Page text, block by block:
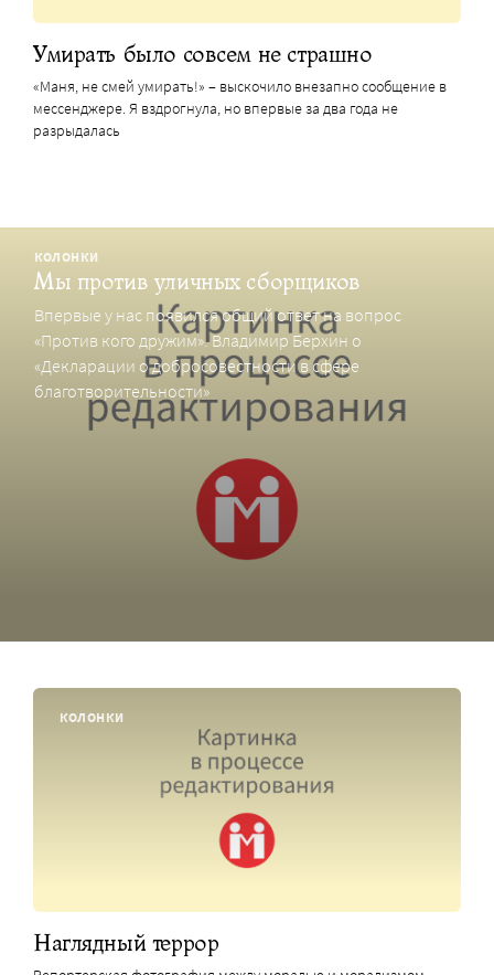
Умирать было совсем не страшно
«Маня, не смей умирать!» – выскочило внезапно сообщение в
мессенджере. Я вздрогнула, но впервые за два года не
разрыдалась
КОЛОНКИ
Мы против уличных сборщиков
Впервые у нас появился общий ответ на вопрос
«Против кого дружим». Владимир Берхин о
«Декларации о добросовестности в сфере
благотворительности»
КОЛОНКИ
Наглядный террор